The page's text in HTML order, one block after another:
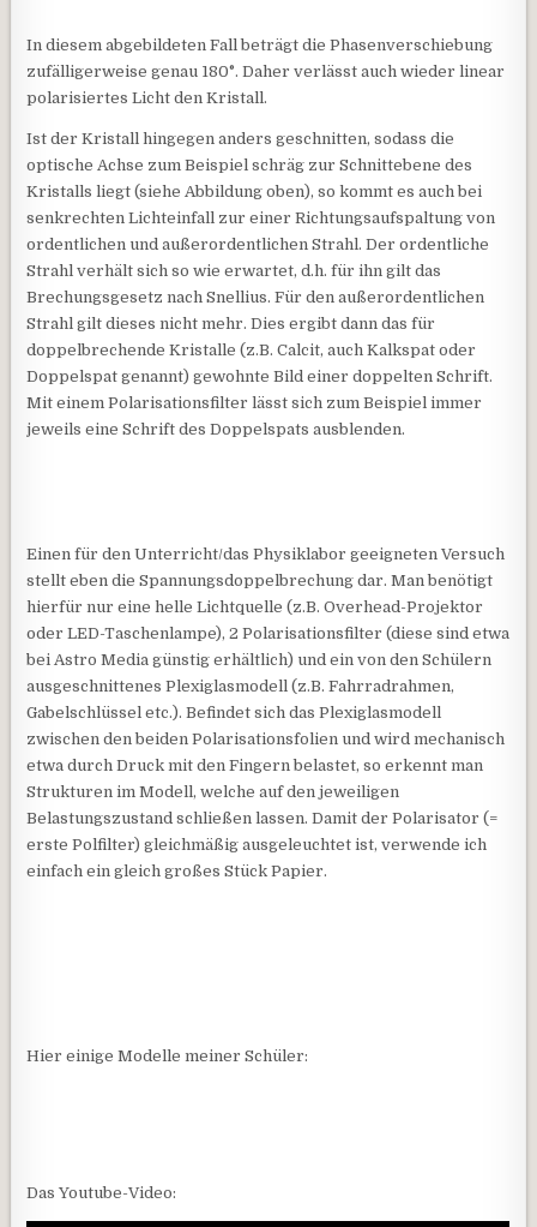
In diesem abgebildeten Fall beträgt die Phasenverschiebung
zufälligerweise genau 180°. Daher verlässt auch wieder linear
polarisiertes Licht den Kristall.
Ist der Kristall hingegen anders geschnitten, sodass die
optische Achse zum Beispiel schräg zur Schnittebene des
Kristalls liegt (siehe Abbildung oben), so kommt es auch bei
senkrechten Lichteinfall zur einer Richtungsaufspaltung von
ordentlichen und außerordentlichen Strahl. Der ordentliche
Strahl verhält sich so wie erwartet, d.h. für ihn gilt das
Brechungsgesetz nach Snellius. Für den außerordentlichen
Strahl gilt dieses nicht mehr. Dies ergibt dann das für
doppelbrechende Kristalle (z.B. Calcit, auch Kalkspat oder
Doppelspat genannt) gewohnte Bild einer doppelten Schrift.
Mit einem Polarisationsfilter lässt sich zum Beispiel immer
jeweils eine Schrift des Doppelspats ausblenden.
Einen für den Unterricht/das Physiklabor geeigneten Versuch
stellt eben die Spannungsdoppelbrechung dar. Man benötigt
hierfür nur eine helle Lichtquelle (z.B. Overhead-Projektor
oder LED-Taschenlampe), 2 Polarisationsfilter (diese sind etwa
bei Astro Media günstig erhältlich) und ein von den Schülern
ausgeschnittenes Plexiglasmodell (z.B. Fahrradrahmen,
Gabelschlüssel etc.). Befindet sich das Plexiglasmodell
zwischen den beiden Polarisationsfolien und wird mechanisch
etwa durch Druck mit den Fingern belastet, so erkennt man
Strukturen im Modell, welche auf den jeweiligen
Belastungszustand schließen lassen. Damit der Polarisator (=
erste Polfilter) gleichmäßig ausgeleuchtet ist, verwende ich
einfach ein gleich großes Stück Papier.
Hier einige Modelle meiner Schüler:
Das Youtube-Video: